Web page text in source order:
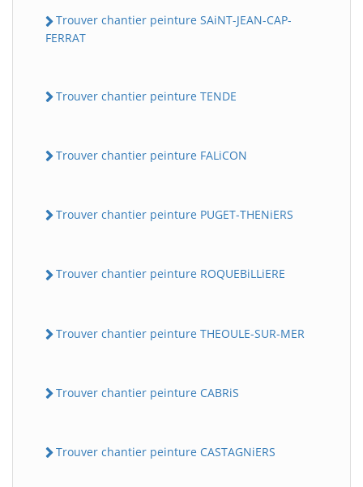
Trouver chantier peinture SAiNT-JEAN-CAP-
FERRAT
Trouver chantier peinture TENDE
Trouver chantier peinture FALiCON
Trouver chantier peinture PUGET-THENiERS
Trouver chantier peinture ROQUEBiLLiERE
Trouver chantier peinture THEOULE-SUR-MER
Trouver chantier peinture CABRiS
Trouver chantier peinture CASTAGNiERS